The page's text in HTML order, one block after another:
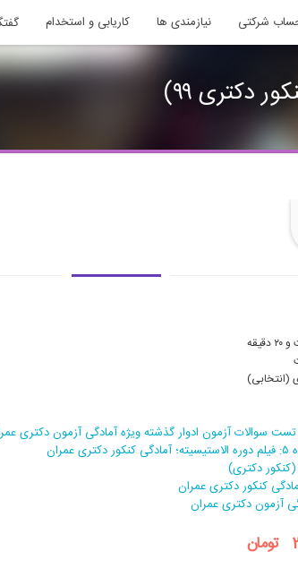
شرکتی نیازمندی ها کاریابی و استخدام
دکتری ۹۹)
(انتخابی)
سوالات آزمون ادوار گذشته ویژه آمادگی آزمون دکتری
(کنکور دکتری)
کنکور دکتری عمران
آزمون دکتری عمران